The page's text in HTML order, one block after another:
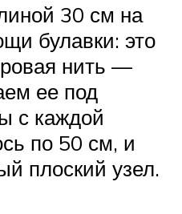
30 см на
булавки: это
нить —
ее под
с каждой
по 50 см, и
плоский узел.